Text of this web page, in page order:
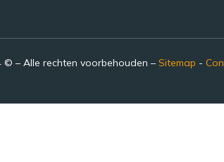
© – Alle rechten voorbehouden – Sitemap -